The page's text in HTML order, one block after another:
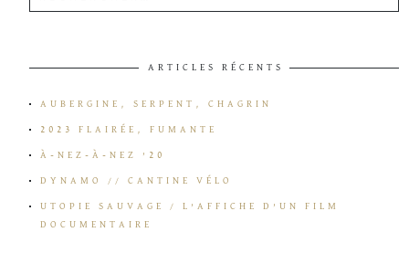
ARTICLES RÉCENTS
AUBERGINE, SERPENT, CHAGRIN
2023 FLAIRÉE, FUMANTE
À-NEZ-À-NEZ ’20
DYNAMO // CANTINE VÉLO
UTOPIE SAUVAGE / L’AFFICHE D’UN FILM
DOCUMENTAIRE